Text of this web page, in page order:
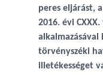
peres eljárást,
2016. évi
alkalmazásával
törvényszéki
illetékességet